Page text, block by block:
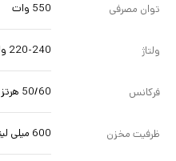
توان مصرفی 550 وات
ولتاژ 220-240 ولت
فرکانس 50/60 هرتز
ظرفیت مخزن 600 میلی لیتر